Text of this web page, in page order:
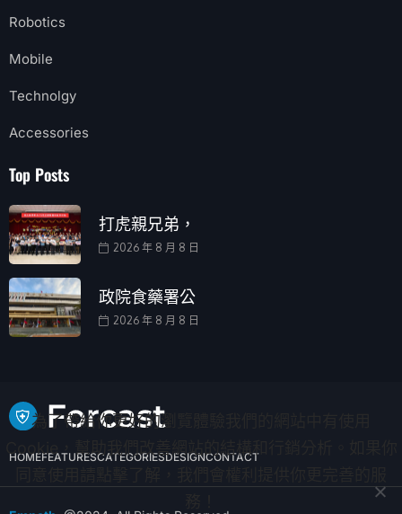
為了帶給你更好的瀏覽體驗我們的網站中有使用
Robotics
Mobile
Technolgy
Accessories
Top Posts
打虎親兄弟，
2026 年 8 月 8 日
政院食藥署公
2026 年 8 月 8 日
HOMEFEATURESCATEGORIESDESIGNCONTACT